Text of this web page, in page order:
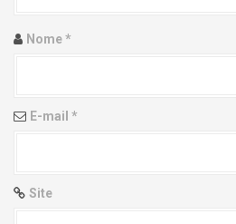
i
n
Nome*
E-mail *
Site